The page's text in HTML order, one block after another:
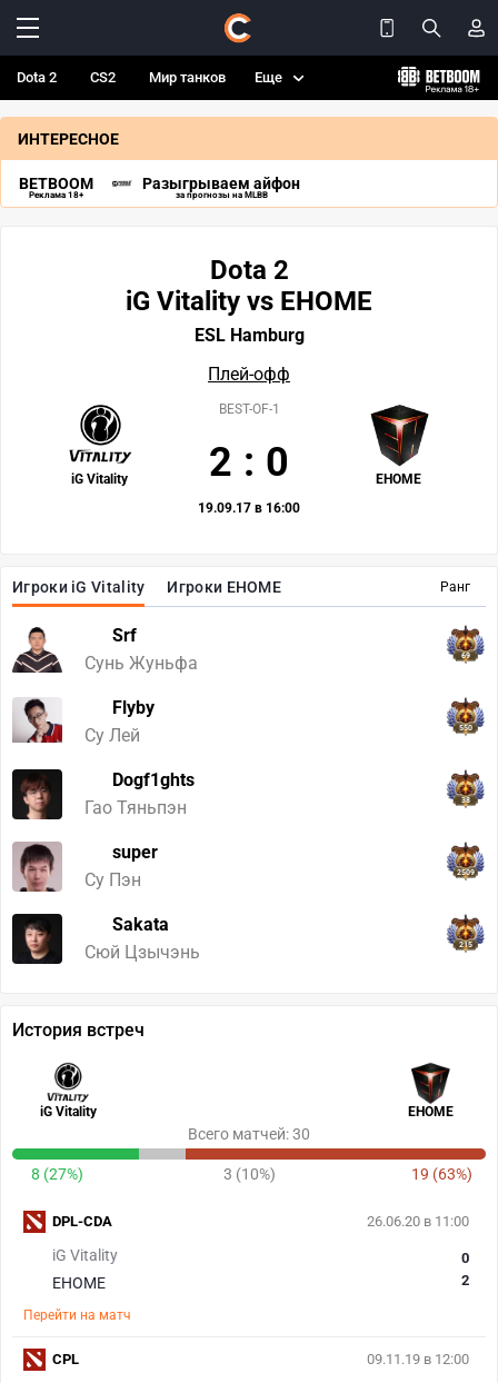
Dota 2 CS2 Мир танков Еще
ИНТЕРЕСНОЕ
BETBOOM
Реклама 18+
Разыгрываем айфон
за прогнозы на MLBB
Ранг
Игроки iG Vitality Игроки EHOME
Srf
Сунь Жуньфа
69
Flyby
Су Лей
550
Dogf1ghts
Гао Тяньпэн
38
super
Су Пэн
2509
Sakata
Сюй Цзычэнь
215
Dota 2
iG Vitality vs EHOME
ESL Hamburg
Плей-офф
iG Vitality EHOME
BEST-OF-1
2 : 0
19.09.17 в 16:00
История встреч
iG Vitality EHOME
Всего матчей: 30
8 (27%) 3 (10%) 19 (63%)
26.06.20 в 11:00
iG Vitality
EHOME
0
2
Перейти на матч
DPL-CDA
09.11.19 в 12:00
CPL